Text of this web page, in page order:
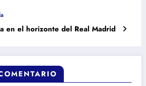
en el horizonte del Real Madrid